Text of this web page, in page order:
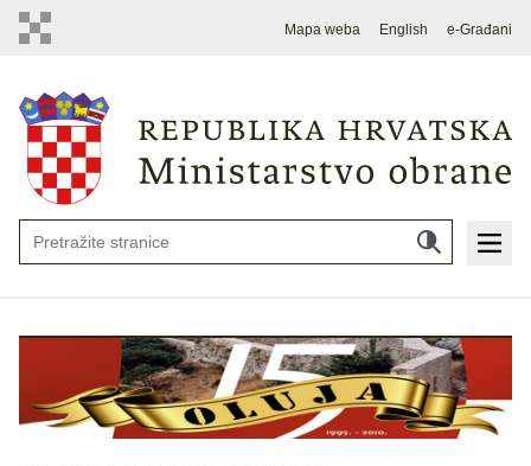
Mapa weba English e-Građani